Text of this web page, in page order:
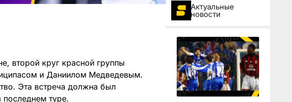
второй круг красной группы
и Даниилом Медведевым.
Эта встреча должна был
последнем туре.
Актуальные
новости